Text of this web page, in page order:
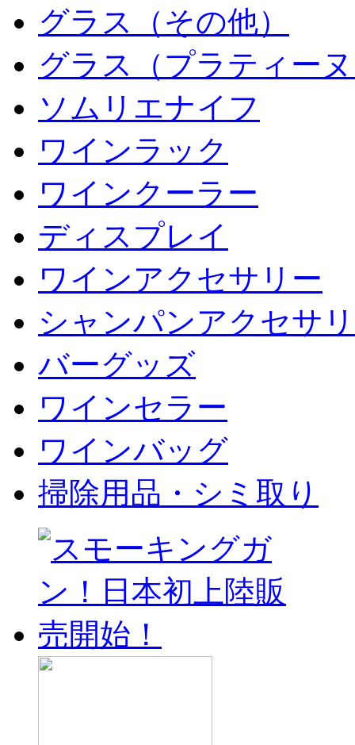
グラス（その他）
グラス（プラティー
ソムリエナイフ
ワインラック
ワインクーラー
ディスプレイ
ワインアクセサリー
シャンパンアクセサ
バーグッズ
ワインセラー
ワインバッグ
掃除用品・シミ取り